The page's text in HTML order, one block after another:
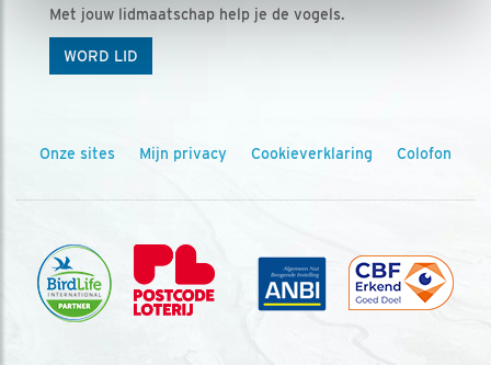
Met jouw lidmaatschap help je de vogels.
WORD LID
Onze sites Mijn privacy Cookieverklaring Colofon